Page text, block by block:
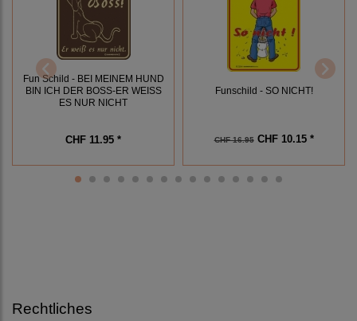
Fun Schild - BEI MEINEM HUND
BIN ICH DER BOSS-ER WEISS
ES NUR NICHT
CHF 11.95 *
Funschild - SO NICHT!
CHF 16.95CHF 10.15 *
Rechtliches